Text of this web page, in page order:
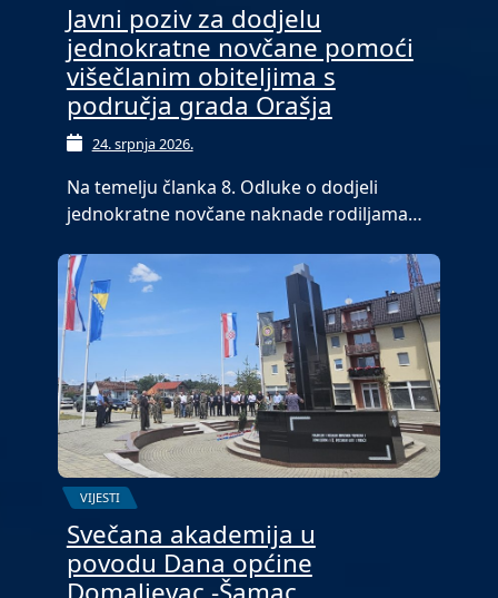
Javni poziv za dodjelu
jednokratne novčane pomoći
višečlanim obiteljima s
područja grada Orašja
24. srpnja 2026.
Na temelju članka 8. Odluke o dodjeli
jednokratne novčane naknade rodiljama…
VIJESTI
Svečana akademija u
povodu Dana općine